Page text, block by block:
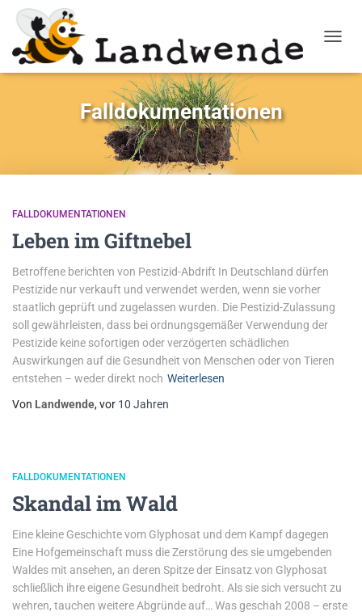
Falldokumentationen
FALLDOKUMENTATIONEN
Leben im Giftnebel
Betroffene berichten von Pestizid-Abdrift In Deutschland dürfen
Pestizide nur verkauft und verwendet werden, wenn sie vorher
staatlich geprüft und zugelassen wurden. Die Pestizid-Zulassung
soll gewährleisten, dass bei ordnungsgemäßer Verwendung der
Pestizide keine sofortigen oder verzögerten schädlichen
Auswirkungen auf die Gesundheit von Menschen oder von Tieren
entstehen – weder direkt noch Weiterlesen
Von Landwende, vor 10 Jahren
FALLDOKUMENTATIONEN
Skandal im Wald
Eine kleine Geschichte vom Glyphosat und dem Kampf dagegen
Eine Hofgemeinschaft muss die Zerstörung des sie umgebenden
Waldes mit ansehen, an deren Spitze der Einsatz von Glyphosat
schließlich ihre eigene Gesundheit bedroht. Als sie sich versucht zu
wehren, tauchen weitere Abgründe auf… Was geschah 2008 – erste